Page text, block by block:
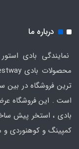
درباره ما
نمایندگی بادی
ترین فروشگاه در بین
است . این فروشگاه
بادی ، استخر پیش
کمپینگ و کوهنوردی و